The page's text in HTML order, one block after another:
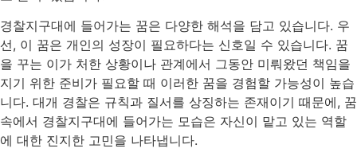
경찰지구대에 들어가는 꿈은 다양한 해석을 담고 있습니다. 우
선, 이 꿈은 개인의 성장이 필요하다는 신호일 수 있습니다. 꿈
을 꾸는 이가 처한 상황이나 관계에서 그동안 미뤄왔던 책임을
지기 위한 준비가 필요할 때 이러한 꿈을 경험할 가능성이 높습
니다. 대개 경찰은 규칙과 질서를 상징하는 존재이기 때문에, 꿈
속에서 경찰지구대에 들어가는 모습은 자신이 맡고 있는 역할
에 대한 진지한 고민을 나타냅니다.